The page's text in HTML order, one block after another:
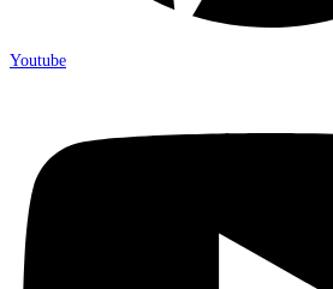
Youtube